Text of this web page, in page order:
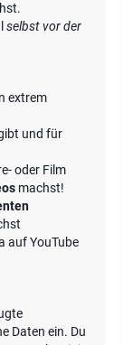
selbst vor der
extrem
und für
oder Film
machst!
auf YouTube
Daten ein. Du